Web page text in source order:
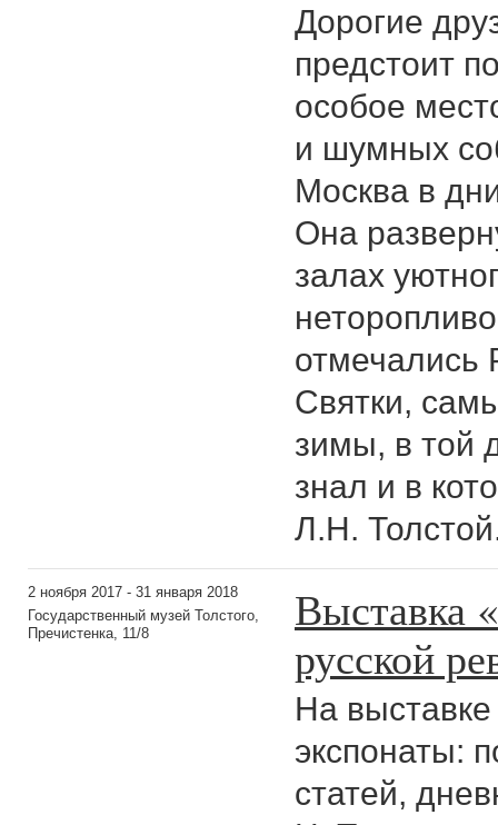
Дорогие
предстоит
особое
и шумных
Москва в
Она
залах
отмечались
Святки,
зимы, в той
знал и в
Л.Н.
2 ноября 2017 - 31 января 2018
Государственный музей Толстого,
Пречистенка, 11/8
Выставка
русской
На
экспонаты:
статей,